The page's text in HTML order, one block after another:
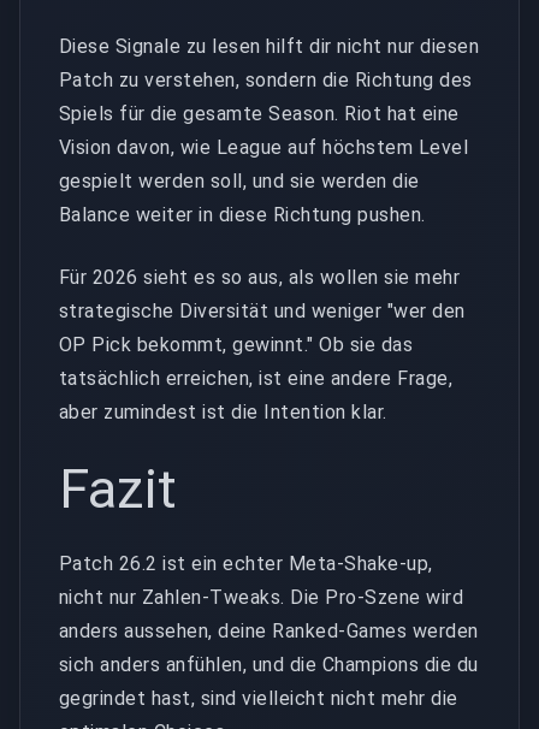
Diese Signale zu lesen hilft dir nicht nur diesen
Patch zu verstehen, sondern die Richtung des
Spiels für die gesamte Season. Riot hat eine
Vision davon, wie League auf höchstem Level
gespielt werden soll, und sie werden die
Balance weiter in diese Richtung pushen.
Für 2026 sieht es so aus, als wollen sie mehr
strategische Diversität und weniger "wer den
OP Pick bekommt, gewinnt." Ob sie das
tatsächlich erreichen, ist eine andere Frage,
aber zumindest ist die Intention klar.
Fazit
Patch 26.2 ist ein echter Meta-Shake-up,
nicht nur Zahlen-Tweaks. Die Pro-Szene wird
anders aussehen, deine Ranked-Games werden
sich anders anfühlen, und die Champions die du
gegrindet hast, sind vielleicht nicht mehr die